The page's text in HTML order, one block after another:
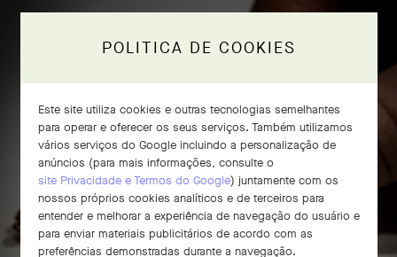
Artesanato do anel Frivole® com 8
flores
POLITICA DE COOKIES
Este site utiliza cookies e outras tecnologias semelhantes
para operar e oferecer os seus serviços. Também utilizamos
vários serviços do Google incluindo a personalização de
anúncios (para mais informações, consulte o
site Privacidade e Termos do Google) juntamente com os
nossos próprios cookies analíticos e de terceiros para
entender e melhorar a experiência de navegação do usuário e
para enviar materiais publicitários de acordo com as
preferências demonstradas durante a navegação.